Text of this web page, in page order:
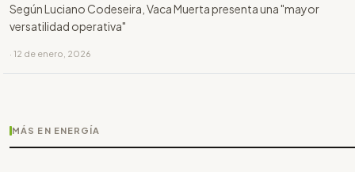
Según Luciano Codeseira, Vaca Muerta presenta una "mayor
versatilidad operativa"
· 12 de enero, 2026
MÁS EN ENERGÍA